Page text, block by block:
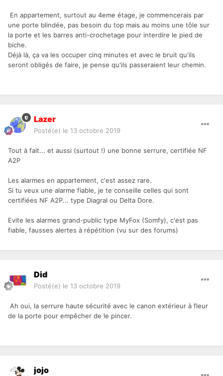
En appartement, surtout au 4eme étage, je commencerais par
une porte blindée, pas besoin du top mais au moins une tôle sur
la porte et les barres anti-crochetage pour interdire le pied de
biche.
Déjà là, ça va les occuper cinq minutes et avec le bruit qu'ils
seront obligés de faire, je pense qu'ils passeraient leur chemin.
Lazer
Posté(e) le 13 octobre 2019
Tout à fait... et aussi (surtout !) une bonne serrure, certifiée NF
A2P
Les alarmes en appartement, c'est assez rare.
Si tu veux une alarme fiable, je te conseille celles qui sont
certifiées NF A2P... type Diagral ou Delta Dore.
Evite les alarmes grand-public type MyFox (Somfy), c'est pas
fiable, fausses alertes à répétition (vu sur des forums)
Did
Posté(e) le 13 octobre 2019
Ah oui, la serrure haute sécurité avec le canon extérieur à fleur
de la porte pour empêcher de le pincer.
jojo